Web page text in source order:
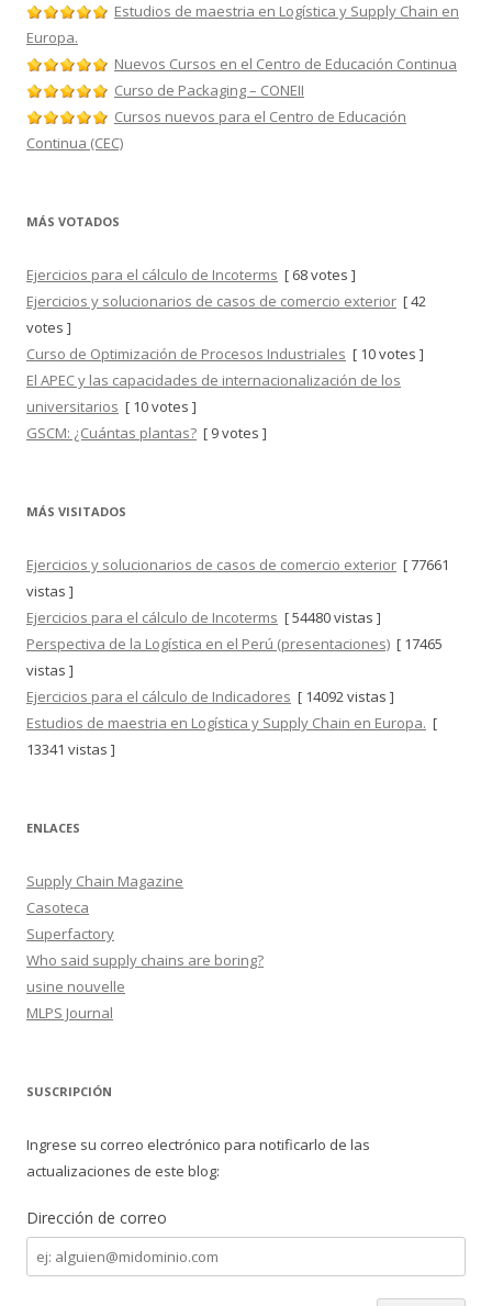
Estudios de maestria en Logística y Supply Chain en
Europa.
Nuevos Cursos en el Centro de Educación Continua
Curso de Packaging – CONEII
Cursos nuevos para el Centro de Educación
Continua (CEC)
MÁS VOTADOS
Ejercicios para el cálculo de Incoterms [ 68 votes ]
Ejercicios y solucionarios de casos de comercio exterior [ 42
votes ]
Curso de Optimización de Procesos Industriales [ 10 votes ]
El APEC y las capacidades de internacionalización de los
universitarios [ 10 votes ]
GSCM: ¿Cuántas plantas? [ 9 votes ]
MÁS VISITADOS
Ejercicios y solucionarios de casos de comercio exterior [ 77661
vistas ]
Ejercicios para el cálculo de Incoterms [ 54480 vistas ]
Perspectiva de la Logística en el Perú (presentaciones) [ 17465
vistas ]
Ejercicios para el cálculo de Indicadores [ 14092 vistas ]
Estudios de maestria en Logística y Supply Chain en Europa. [
13341 vistas ]
ENLACES
Supply Chain Magazine
Casoteca
Superfactory
Who said supply chains are boring?
usine nouvelle
MLPS Journal
SUSCRIPCIÓN
Ingrese su correo electrónico para notificarlo de las
actualizaciones de este blog:
Dirección de correo
Dirección
de
correo